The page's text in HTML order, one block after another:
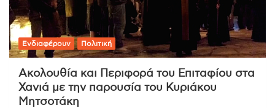
Ενδιαφέρουν Πολιτική
Ακολουθία και Περιφορά του Επιταφίου στα
Χανιά με την παρουσία του Κυριάκου
Μητσοτάκη